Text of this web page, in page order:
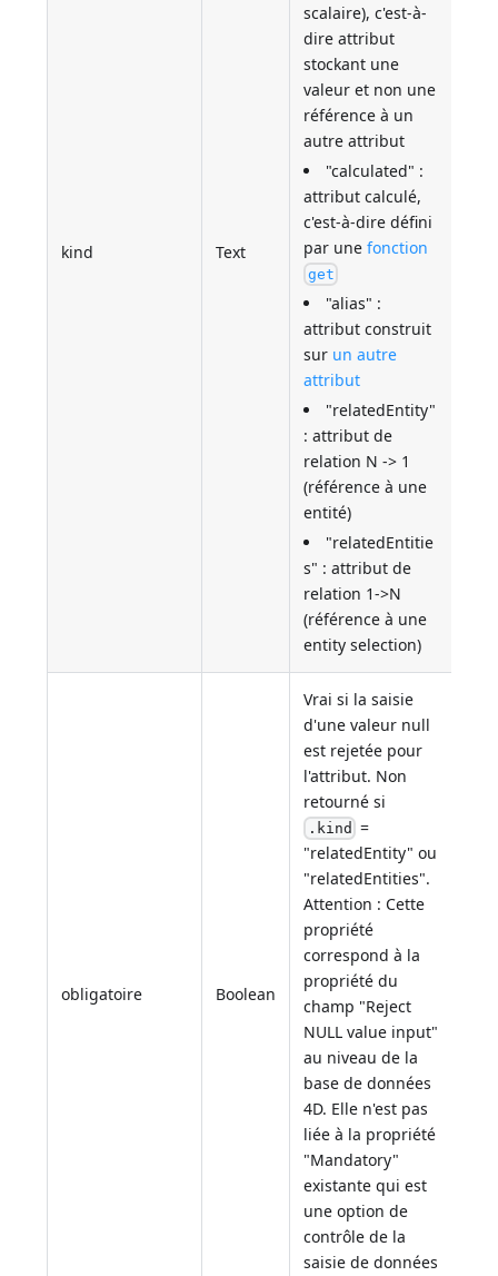
kind Text
scalaire), c'est-à-
dire attribut
stockant une
valeur et non une
référence à un
autre attribut
"calculated" :
attribut calculé,
c'est-à-dire défini
par unefonction
get
"alias" :
attribut construit
sur un autre
attribut
"relatedEntity"
: attribut de
relation N -> 1
(référence à une
entité)
"relatedEntitie
s" : attribut de
relation 1->N
(référence à une
entity selection)
obligatoire Boolean
Vrai si la saisie
d'une valeur null
est rejetée pour
l'attribut. Non
retourné si
.kind =
"relatedEntity" ou
"relatedEntities".
Attention : Cette
propriété
correspond à la
propriété du
champ "Reject
NULL value input"
au niveau de la
base de données
4D. Elle n'est pas
liée à la propriété
"Mandatory"
existante qui est
une option de
contrôle de la
saisie de données